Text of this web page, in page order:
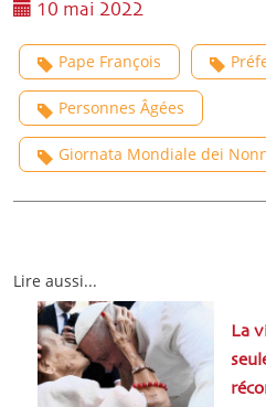
10 mai 2022
Pape François
Personnes Âgées
Giornata Mondiale dei
Lire aussi...
La